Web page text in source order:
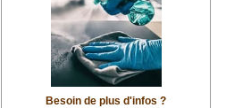
Besoin de plus d'infos ?